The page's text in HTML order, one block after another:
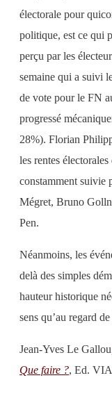
électorale pour
politique, est ce qui
perçu par les
semaine qui a suivi
de vote pour le FN
progressé
28%). Florian
les rentes
constamment suivie
Mégret, Bruno
Pen.
Néanmoins, les
delà des simples
hauteur historique
sens qu’au regard
Jean-Yves Le Gallou
Que faire ?, Ed.